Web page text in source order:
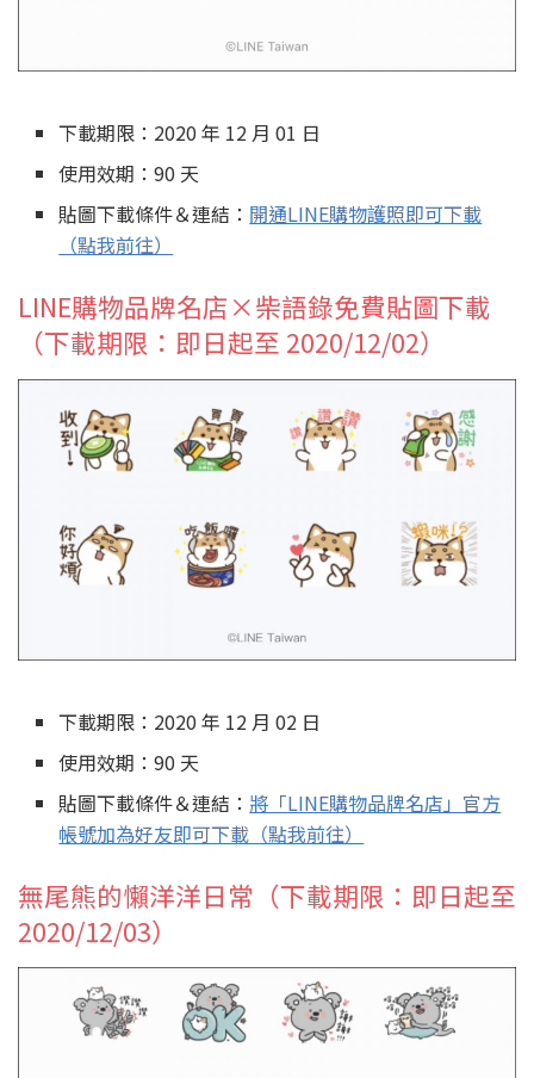
下載期限：2020 年 12 月 01 日
使用效期：90 天
貼圖下載條件＆連結： 開通LINE購物護照即可下載
（點我前往）
LINE購物品牌名店×柴語錄免費貼圖下載
（下載期限：即日起至 2020/12/02）
下載期限：2020 年 12 月 02 日
使用效期：90 天
貼圖下載條件＆連結： 將「LINE購物品牌名店」官方
帳號加為好友即可下載（點我前往）
無尾熊的懶洋洋日常（下載期限：即日起至
2020/12/03）